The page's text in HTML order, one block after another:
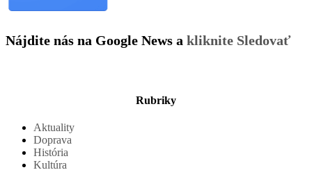
Nájdite nás na Google News a kliknite Sledovať
Rubriky
Aktuality
Doprava
História
Kultúra